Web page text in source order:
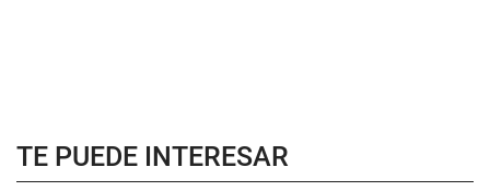
TE PUEDE INTERESAR